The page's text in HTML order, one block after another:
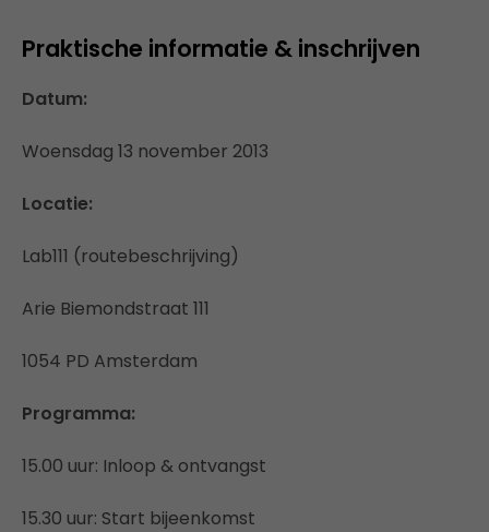
Praktische informatie & inschrijven
Datum:
Woensdag 13 november 2013
Locatie:
Lab111 (routebeschrijving)
Arie Biemondstraat 111
1054 PD Amsterdam
Programma:
15.00 uur: Inloop & ontvangst
15.30 uur: Start bijeenkomst